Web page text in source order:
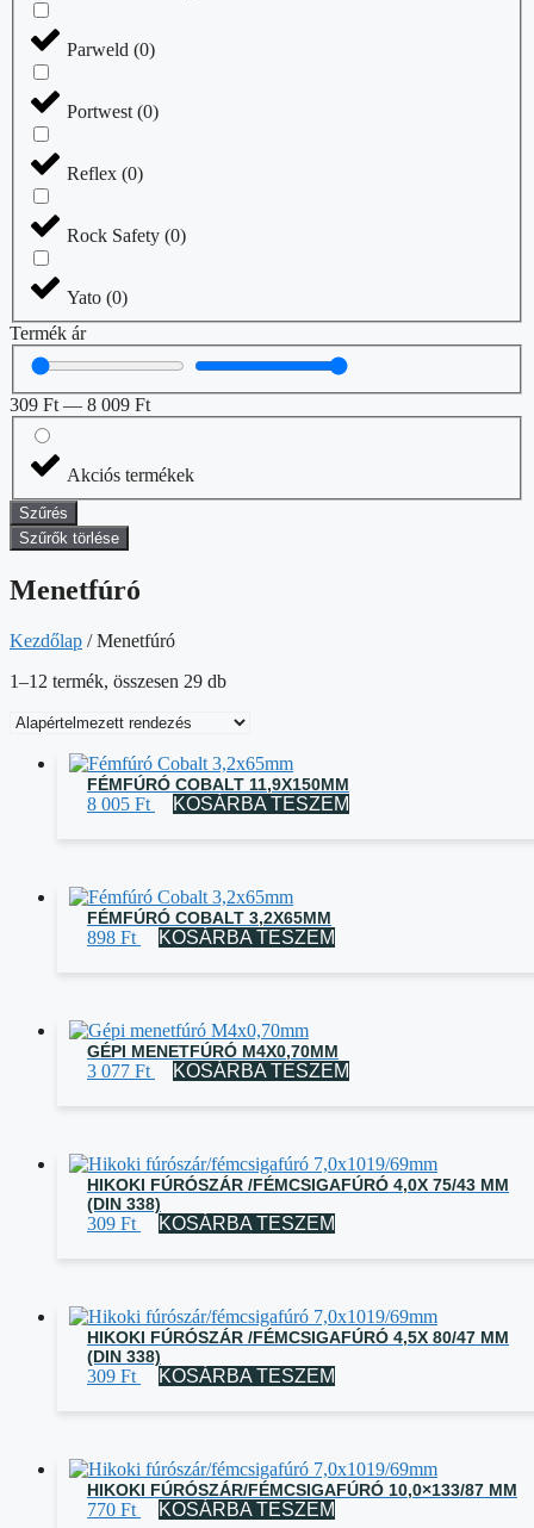
Parweld (0)
Portwest (0)
Reflex (0)
Rock Safety (0)
Yato (0)
Termék ár
309 Ft — 8 009 Ft
Akciós termékek
Szűrés
Szűrők törlése
Menetfúró
Kezdőlap / Menetfúró
1–12 termék, összesen 29 db
FÉMFÚRÓ COBALT 11,9X150MM
8 005 Ft KOSÁRBA TESZEM
FÉMFÚRÓ COBALT 3,2X65MM
898 Ft KOSÁRBA TESZEM
GÉPI MENETFÚRÓ M4X0,70MM
3 077 Ft KOSÁRBA TESZEM
HIKOKI FÚRÓSZÁR /FÉMCSIGAFÚRÓ 4,0X 75/43 MM
(DIN 338)
309 Ft KOSÁRBA TESZEM
HIKOKI FÚRÓSZÁR /FÉMCSIGAFÚRÓ 4,5X 80/47 MM
(DIN 338)
309 Ft KOSÁRBA TESZEM
HIKOKI FÚRÓSZÁR/FÉMCSIGAFÚRÓ 10,0×133/87 MM
770 Ft KOSÁRBA TESZEM